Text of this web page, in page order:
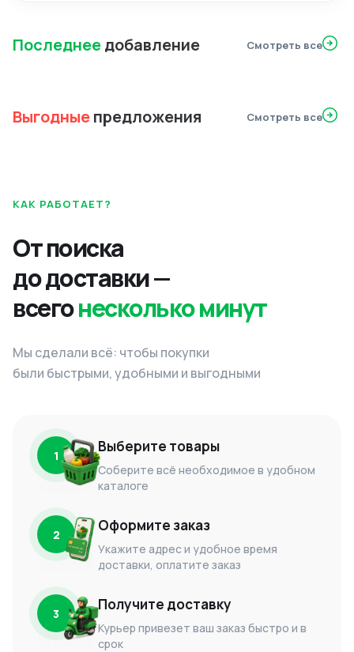
Последнеедобавление Смотреть все
Выгодныепредложения Смотреть все
КАК РАБОТАЕТ?
От поиска
до доставки —
всегонесколько минут
Мы сделали всё: чтобы покупки
были быстрыми, удобными и выгодными
1 Выберите товары
Соберите всё необходимое в удобном
каталоге
2 Оформите заказ
Укажите адрес и удобное время
доставки, оплатите заказ
3 Получите доставку
Курьер привезет ваш заказ быстро и в
срок